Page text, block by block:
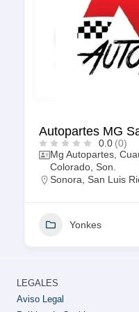
Autopartes MG
0.0 (0)
Mg Autopartes,
Colorado, Son.
Sonora
San Luis
Yonkes
LEGALES
Aviso Legal